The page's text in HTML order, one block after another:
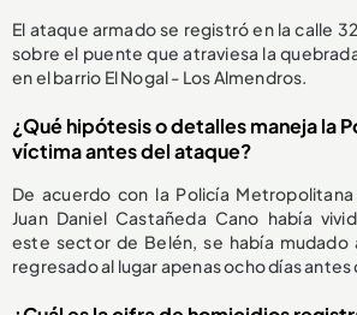
El ataque armado se registró en la calle
sobre el puente que atraviesa la
en el barrio El Nogal - Los Almendros.
¿Qué hipótesis o detalles maneja la
víctima antes del ataque?
De acuerdo con la Policía Metropolitana
Juan Daniel Castañeda Cano había
este sector de Belén, se había mudado
regresado al lugar apenas ocho días antes